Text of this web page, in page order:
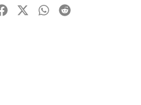
Facebook
TwitterWhatsapp
Reddit